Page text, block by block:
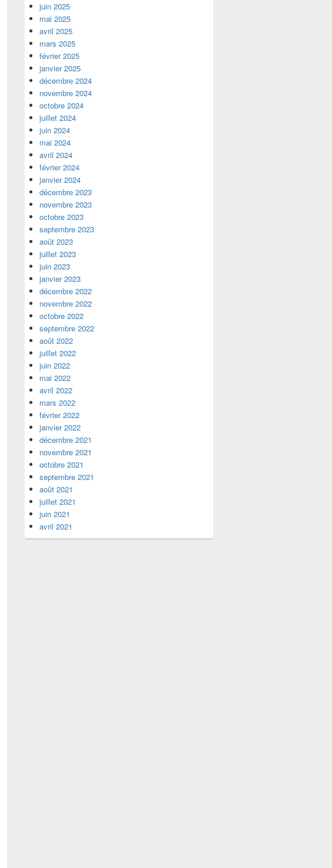
juin 2025
mai 2025
avril 2025
mars 2025
février 2025
janvier 2025
décembre 2024
novembre 2024
octobre 2024
juillet 2024
juin 2024
mai 2024
avril 2024
février 2024
janvier 2024
décembre 2023
novembre 2023
octobre 2023
septembre 2023
août 2023
juillet 2023
juin 2023
janvier 2023
décembre 2022
novembre 2022
octobre 2022
septembre 2022
août 2022
juillet 2022
juin 2022
mai 2022
avril 2022
mars 2022
février 2022
janvier 2022
décembre 2021
novembre 2021
octobre 2021
septembre 2021
août 2021
juillet 2021
juin 2021
avril 2021